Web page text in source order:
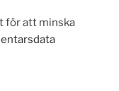
för att minska